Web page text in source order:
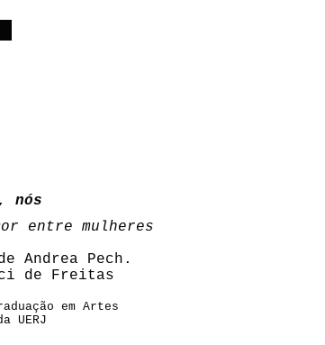
nós
entre mulheres
Andrea Pech.
de Freitas
em Artes
UERJ